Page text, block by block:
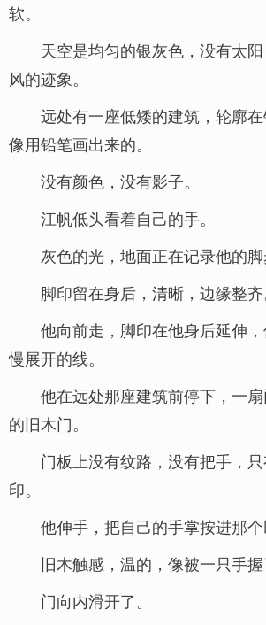
软。
天空是均匀的银灰色，没有太
风的迹象。
远处有一座低矮的建筑，轮廓
像用铅笔画出来的。
没有颜色，没有影子。
江帆低头看着自己的手。
灰色的光，地面正在记录他的脚
脚印留在身后，清晰，边缘整齐
他向前走，脚印在他身后延伸
慢展开的线。
他在远处那座建筑前停下，一
的旧木门。
门板上没有纹路，没有把手，
印。
他伸手，把自己的手掌按进那个
旧木触感，温的，像被一只手握
门向内滑开了。